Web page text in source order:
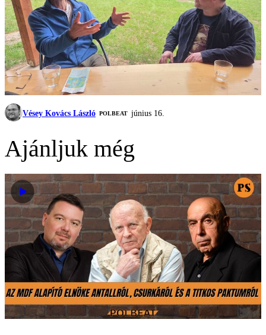
Vésey Kovács László ‎POLBEAT június 16.
Ajánljuk még